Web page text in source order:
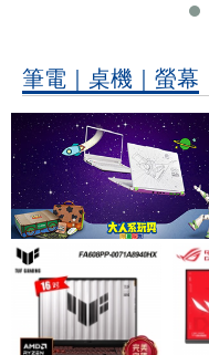
筆電｜桌機｜螢幕